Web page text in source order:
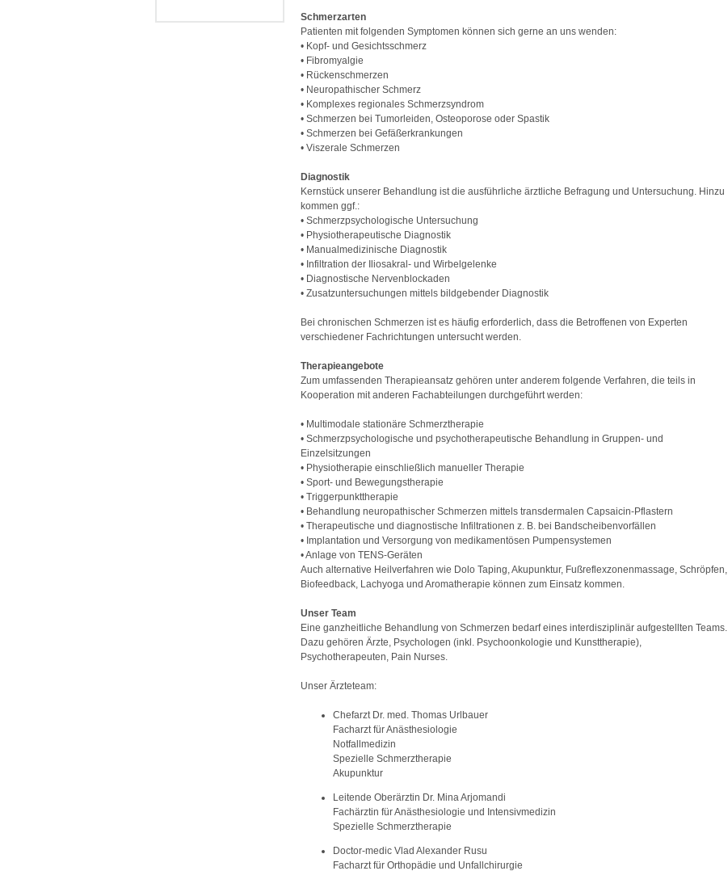
Schmerzarten
Patienten mit folgenden Symptomen können sich gerne an uns wenden:
• Kopf- und Gesichtsschmerz
• Fibromyalgie
• Rückenschmerzen
• Neuropathischer Schmerz
• Komplexes regionales Schmerzsyndrom
• Schmerzen bei Tumorleiden, Osteoporose oder Spastik
• Schmerzen bei Gefäßerkrankungen
• Viszerale Schmerzen
Diagnostik
Kernstück unserer Behandlung ist die ausführliche ärztliche Befragung und Untersuchung. Hinzu
kommen ggf.:
• Schmerzpsychologische Untersuchung
• Physiotherapeutische Diagnostik
• Manualmedizinische Diagnostik
• Infiltration der Iliosakral- und Wirbelgelenke
• Diagnostische Nervenblockaden
• Zusatzuntersuchungen mittels bildgebender Diagnostik
Bei chronischen Schmerzen ist es häufig erforderlich, dass die Betroffenen von Experten
verschiedener Fachrichtungen untersucht werden.
Therapieangebote
Zum umfassenden Therapieansatz gehören unter anderem folgende Verfahren, die teils in
Kooperation mit anderen Fachabteilungen durchgeführt werden:
• Multimodale stationäre Schmerztherapie
• Schmerzpsychologische und psychotherapeutische Behandlung in Gruppen- und
Einzelsitzungen
• Physiotherapie einschließlich manueller Therapie
• Sport- und Bewegungstherapie
• Triggerpunkttherapie
• Behandlung neuropathischer Schmerzen mittels transdermalen Capsaicin-Pflastern
• Therapeutische und diagnostische Infil­­trationen z. B. bei Bandscheibenvorfällen
• Implantation und Versorgung von medikamentösen Pumpensystemen
• Anlage von TENS-Geräten
Auch alternative Heilverfahren wie Dolo Taping, Akupunktur, Fußreflexzonenmassage, Schröpfen,
Biofeedback, Lachyoga und Aromatherapie können zum Einsatz kommen.
Unser Team
Eine ganzheitliche Behandlung von Schmerzen bedarf eines interdisziplinär aufgestellten Teams.
Dazu gehören Ärzte, Psychologen (inkl. Psychoonkologie und Kunsttherapie),
Psychotherapeuten, Pain Nurses.
Unser Ärzteteam:
Chefarzt Dr. med. Thomas Urlbauer
Facharzt für Anästhesiologie
Notfallmedizin
Spezielle Schmerztherapie
Akupunktur
Leitende Oberärztin Dr. Mina Arjomandi
Fachärztin für Anästhesiologie und Intensivmedizin
Spezielle Schmerztherapie
Doctor-medic Vlad Alexander Rusu
Facharzt für Orthopädie und Unfallchirurgie